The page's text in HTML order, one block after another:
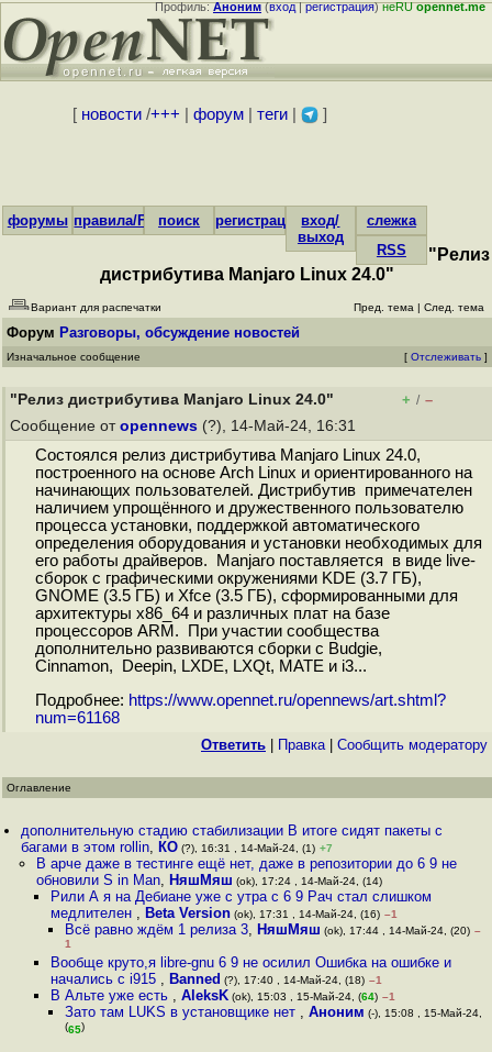
Профиль:Аноним(вход|регистрация)неRUopennet.me
[ новости/+++ форум| теги| ]
форумы правила/FAQпоиск регистрациявход/
выход
слежка
RSS
"Релиз
дистрибутива Manjaro Linux 24.0"
Вариант для распечатки Пред. тема | След. тема
Форум Разговоры, обсуждение новостей
Изначальное сообщение [ Отслеживать ]
"Релиз дистрибутива Manjaro Linux 24.0" + / –
Сообщение от opennews (?), 14-Май-24, 16:31
Состоялся релиз дистрибутива Manjaro Linux 24.0,
построенного на основе Arch Linux и ориентированного на
начинающих пользователей. Дистрибутив примечателен
наличием упрощённого и дружественного пользователю
процесса установки, поддержкой автоматического
определения оборудования и установки необходимых для
его работы драйверов. Manjaro поставляется в виде live-
сборок с графическими окружениями KDE (3.7 ГБ),
GNOME (3.5 ГБ) и Xfce (3.5 ГБ), сформированными для
архитектуры x86_64 и различных плат на базе
процессоров ARM. При участии сообщества
дополнительно развиваются сборки с Budgie,
Cinnamon, Deepin, LXDE, LXQt, MATE и i3...
Подробнее: https://www.opennet.ru/opennews/art.shtml?
num=61168
Ответить Правка| Cообщить модератору
Оглавление
дополнительную стадию стабилизации В итоге сидят пакеты с
багами в этом rollin, КО (?), 16:31 , 14-Май-24, (1) +7
В арче даже в тестинге ещё нет, даже в репозитории до 6 9 не
обновили S in Man, НяшМяш (ok), 17:24 , 14-Май-24, (14)
Рили А я на Дебиане уже с утра с 6 9 Рач стал слишком
медлителен , Beta Version(ok), 17:31 , 14-Май-24, (16) –1
Всё равно ждём 1 релиза 3, НяшМяш (ok), 17:44 , 14-Май-24, (20) –
1
Вообще круто,я libre-gnu 6 9 не осилил Ошибка на ошибке и
начались с i915 , Banned (?), 17:40 , 14-Май-24, (18) –1
В Альте уже есть , AleksK(ok), 15:03 , 15-Май-24, (64) –1
Зато там LUKS в установщике нет ,Аноним (-), 15:08 , 15-Май-24,
(65)